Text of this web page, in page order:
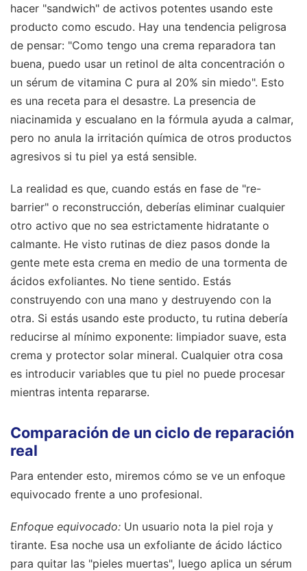
hacer "sandwich" de activos potentes usando este
producto como escudo. Hay una tendencia peligrosa
de pensar: "Como tengo una crema reparadora tan
buena, puedo usar un retinol de alta concentración o
un sérum de vitamina C pura al 20% sin miedo". Esto
es una receta para el desastre. La presencia de
niacinamida y escualano en la fórmula ayuda a calmar,
pero no anula la irritación química de otros productos
agresivos si tu piel ya está sensible.
La realidad es que, cuando estás en fase de "re-
barrier" o reconstrucción, deberías eliminar cualquier
otro activo que no sea estrictamente hidratante o
calmante. He visto rutinas de diez pasos donde la
gente mete esta crema en medio de una tormenta de
ácidos exfoliantes. No tiene sentido. Estás
construyendo con una mano y destruyendo con la
otra. Si estás usando este producto, tu rutina debería
reducirse al mínimo exponente: limpiador suave, esta
crema y protector solar mineral. Cualquier otra cosa
es introducir variables que tu piel no puede procesar
mientras intenta repararse.
Comparación de un ciclo de reparación
real
Para entender esto, miremos cómo se ve un enfoque
equivocado frente a uno profesional.
Enfoque equivocado: Un usuario nota la piel roja y
tirante. Esa noche usa un exfoliante de ácido láctico
para quitar las "pieles muertas", luego aplica un sérum